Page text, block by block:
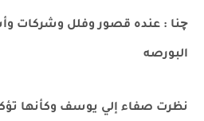
چنا : عنده قصور وفلل وشركات
البورصه
نظرت صفاء إلي يوسف وكأنها